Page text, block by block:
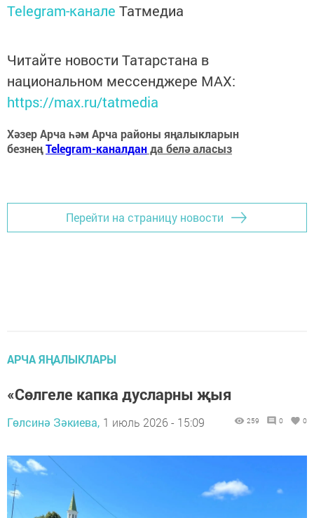
Telegram-канале Татмедиа
Читайте новости Татарстана в
национальном мессенджере MАХ:
https://max.ru/tatmedia
Хәзер Арча һәм Арча районы яңалыкларын
безнеңTelegram-каналданда белә аласыз
Перейти на страницу новости
АРЧА ЯҢАЛЫКЛАРЫ
«Сөлгеле капка дусларны җыя
Гөлсинә Зәкиева, 1 июль 2026 - 15:09 259 0 0